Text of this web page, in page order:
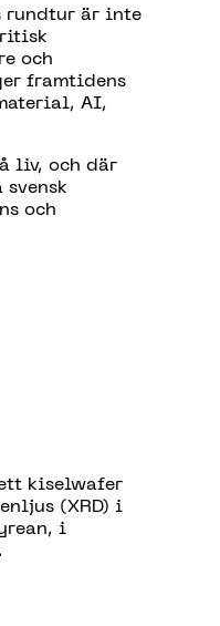
rundtur är inte
och
framtidens
AI,
liv, och där
och